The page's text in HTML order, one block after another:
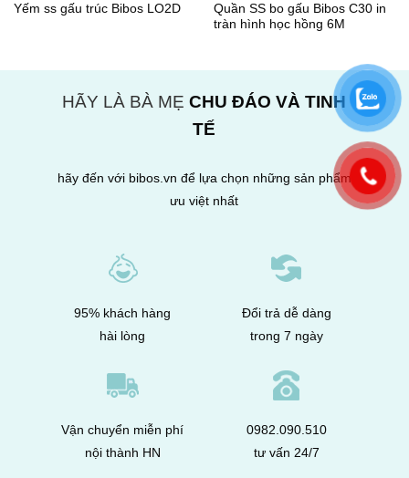
Yếm ss gấu trúc Bibos LO2D
Quần SS bo gấu Bibos C30 in
tràn hình học hồng 6M
HÃY LÀ BÀ MẸ CHU ĐÁO VÀ TINH
TẾ
hãy đến với bibos.vn để lựa chọn những sản phẩm
ưu việt nhất
95% khách hàng
hài lòng
Đổi trả dễ dàng
trong 7 ngày
Vận chuyển miễn phí
nội thành HN
0982.090.510
tư vấn 24/7